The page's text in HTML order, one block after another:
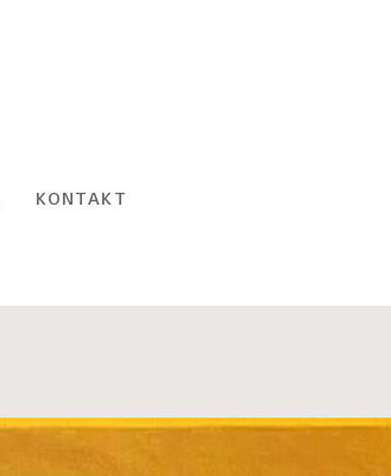
KONTAKT